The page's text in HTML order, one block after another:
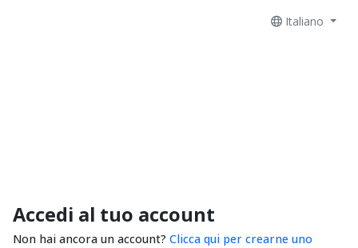
Italiano
Accedi al tuo account
Non hai ancora un account? Clicca qui per crearne uno